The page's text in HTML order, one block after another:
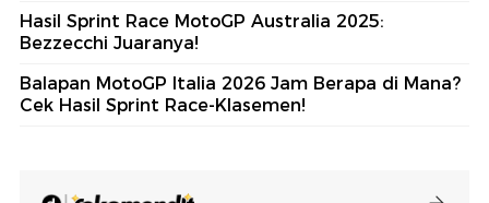
Hasil Sprint Race MotoGP Australia 2025:
Bezzecchi Juaranya!
Balapan MotoGP Italia 2026 Jam Berapa di Mana?
Cek Hasil Sprint Race-Klasemen!